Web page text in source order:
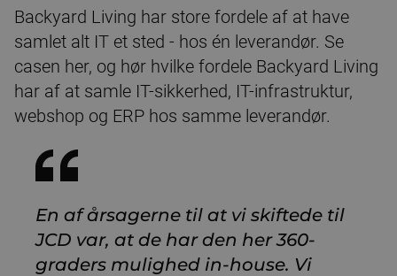
Backyard Living har store fordele af at have
samlet alt IT et sted - hos én leverandør. Se
casen her, og hør hvilke fordele Backyard Living
har af at samle IT-sikkerhed, IT-infrastruktur,
webshop og ERP hos samme leverandør.
En af årsagerne til at vi skiftede til
JCD var, at de har den her 360-
graders mulighed in-house. Vi